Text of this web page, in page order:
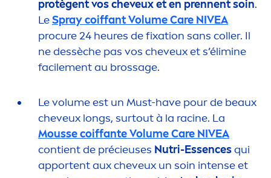
protègent vos cheveux et en prennent soin.
LeSpray coiffant VolumeCare NIVEA
procure 24 heures de fixation sans coller. Il
ne dessèche pas vos cheveux et s’élimine
facilement au brossage.
Le volume est un Must-have pour de beaux
cheveux longs, surtout à la racine. La
Mousse coiffante VolumeCare NIVEA
contient de précieuses Nutri-Essencesqui
apportent aux cheveux un soin intense et